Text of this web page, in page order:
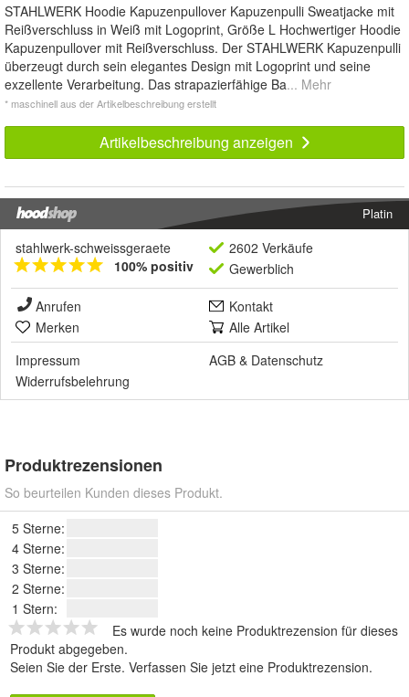
STAHLWERK Hoodie Kapuzenpullover Kapuzenpulli Sweatjacke mit
Reißverschluss in Weiß mit Logoprint, Größe L Hochwertiger Hoodie
Kapuzenpullover mit Reißverschluss. Der STAHLWERK Kapuzenpulli
überzeugt durch sein elegantes Design mit Logoprint und seine
exzellente Verarbeitung. Das strapazierfähige Ba... Mehr
* maschinell aus der Artikelbeschreibung erstellt
Artikelbeschreibung anzeigen
Platin
stahlwerk-schweissgeraete
100% positiv
2602 Verkäufe
Gewerblich
Anrufen
Kontakt
Merken
Alle Artikel
Impressum
AGB & Datenschutz
Widerrufsbelehrung
Produktrezensionen
So beurteilen Kunden dieses Produkt.
5 Sterne:
4 Sterne:
3 Sterne:
2 Sterne:
1 Stern:
Es wurde noch keine Produktrezension für dieses
Produkt abgegeben.
Seien Sie der Erste. Verfassen Sie jetzt eine Produktrezension.